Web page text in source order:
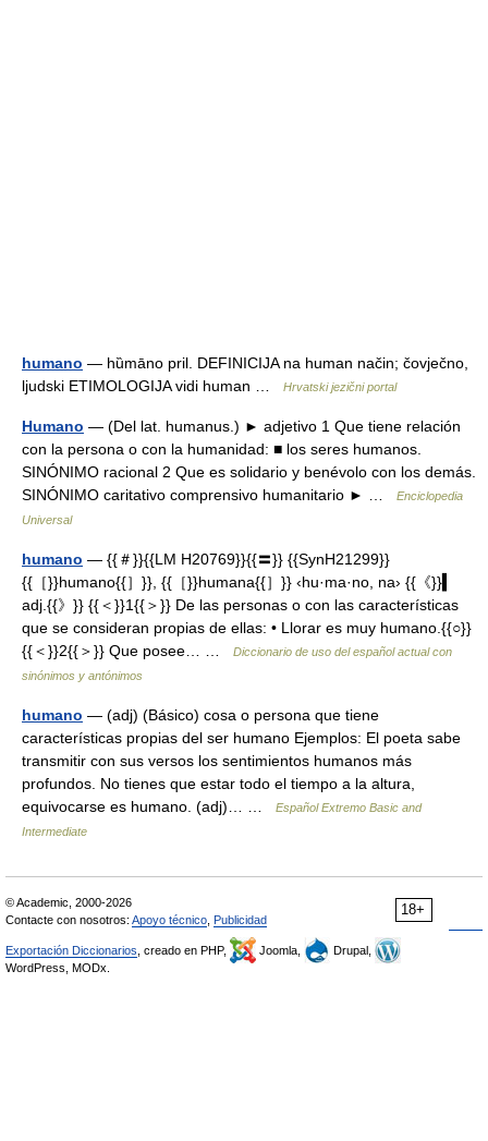
humano — hȕmāno pril. DEFINICIJA na human način; čovječno,
ljudski ETIMOLOGIJA vidi human …
Hrvatski jezični portal
Humano — (Del lat. humanus.) ► adjetivo 1 Que tiene relación
con la persona o con la humanidad: ■ los seres humanos.
SINÓNIMO racional 2 Que es solidario y benévolo con los demás.
SINÓNIMO caritativo comprensivo humanitario ► …
Enciclopedia
Universal
humano — {{＃}}{{LM H20769}}{{〓}} {{SynH21299}}
{{［}}humano{{］}}, {{［}}humana{{］}} ‹hu·ma·no, na› {{《}}▍
adj.{{》}} {{＜}}1{{＞}} De las personas o con las características
que se consideran propias de ellas: • Llorar es muy humano.{{○}}
{{＜}}2{{＞}} Que posee… …
Diccionario de uso del español actual con
sinónimos y antónimos
humano — (adj) (Básico) cosa o persona que tiene
características propias del ser humano Ejemplos: El poeta sabe
transmitir con sus versos los sentimientos humanos más
profundos. No tienes que estar todo el tiempo a la altura,
equivocarse es humano. (adj)… …
Español Extremo Basic and
Intermediate
18+
© Academic, 2000-2026
Contacte con nosotros: Apoyo técnico Publicidad
Exportación Diccionarios , creado en PHP, Joomla,
Drupal,
WordPress, MODx.